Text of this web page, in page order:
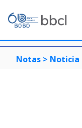
Notas > Noticia